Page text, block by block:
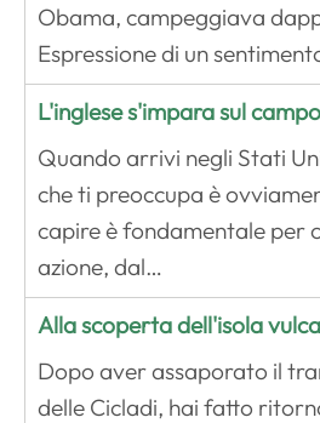
Obama, campeggiava
Espressione di un
L'inglese s'impara sul campo
Quando arrivi negli Stati
che ti preoccupa è
capire è fondamentale per
azione, dal…
Alla scoperta dell'isola
Dopo aver assaporato il
delle Cicladi, hai fatto